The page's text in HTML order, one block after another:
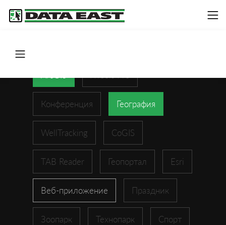
Конференция География
WellTracking CoGIS
TAB Reader Геопортал Esri
Веб-приложение Праздник
Зоопарк Технопарк Спорт